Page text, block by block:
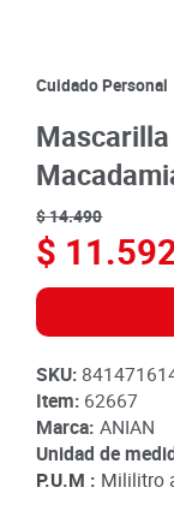
10. papa
Cuidado Personal
$ 11.
$14.490
SKU:
Item: 62667
Marca: ANIAN
Unidad de
P.U.M : Mililitro